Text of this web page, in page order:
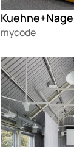
mycode
Loading